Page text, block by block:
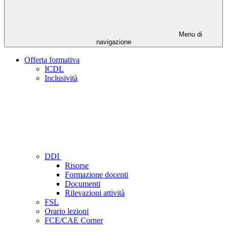
Menu di
navigazione
Offerta formativa
ICDL
Inclusività
DDI
Risorse
Formazione docenti
Documenti
Rilevazioni attività
FSL
Orario lezioni
FCE/CAE Corner